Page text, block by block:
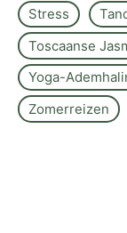
Stress
Toscaanse
Yoga-
Zomerreizen